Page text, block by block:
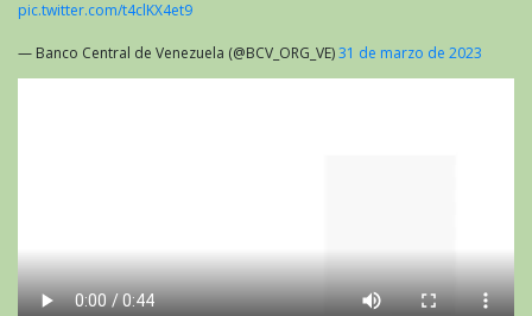
pic.twitter.com/t4clKX4et9
— Banco Central de Venezuela (@BCV_ORG_VE)31 de marzo de 2023